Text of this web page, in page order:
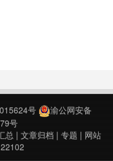
号
渝公网安备
号
总| 文章归档 | 专题 | 网站